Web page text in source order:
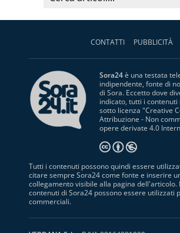
CONTATTI PUBBLICITÀ
Sora24è una testata
indipendente, fonte di
di Sora. Eccetto dove
indicato, tutti i contenuti
sotto licenza "Creative
Attribuzione - Non
opere derivate 4.0
Tutti i contenuti possono quindi essere
citare sempre Sora24 come fonte e inserire
collegamento visibile alla pagina dell'articolo.
contenuti di Sora24 possono essere utilizzati
commerciali.